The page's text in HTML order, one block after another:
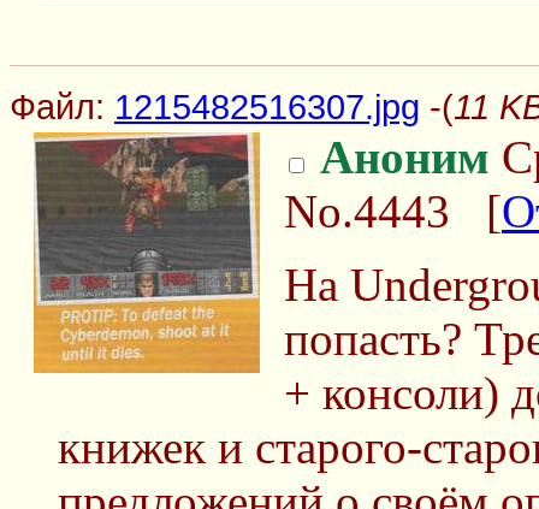
Файл: 1215482516307.jpg -(11
Аноним
No.4443 [
На
попасть?
+ консоли)
книжек и старого-